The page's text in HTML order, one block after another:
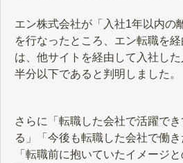
エン株式会社が「入社1年以内の
を行なったところ、エン転職を
は、他サイトを経由して入社し
半分以下であると判明しました。
さらに「転職した会社で活躍で
る」「今後も転職した会社で働き
「転職前に抱いていたイメージ